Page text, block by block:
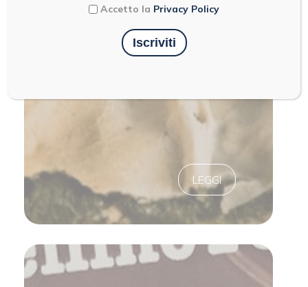
TUTTO REGGIANO
LEGGI
Accetto la Privacy Policy